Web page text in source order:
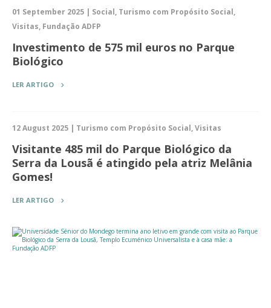
01 September 2025 | Social, Turismo com Propósito Social,
Visitas, Fundação ADFP
Investimento de 575 mil euros no Parque
Biológico
LER ARTIGO
12 August 2025 | Turismo com Propósito Social, Visitas
Visitante 485 mil do Parque Biológico da
Serra da Lousã é atingido pela atriz Melânia
Gomes!
LER ARTIGO